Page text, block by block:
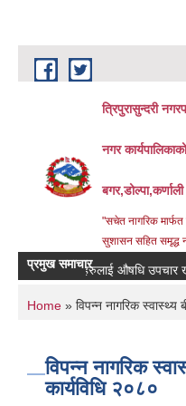
Skip to main content
त्रिपुरासुन्दरी
नगर
"सचेत नागरिक मार्फत
सुशासन सहित समृद्ध
प्रमुख समाचार
बिरामिहरुलाई ‍‌औषधि उपचार खर्च
You are here
Home » विपन्न नागरिक स्वास्थ्य
विपन्न नागरिक
कार्यविधि २०८०